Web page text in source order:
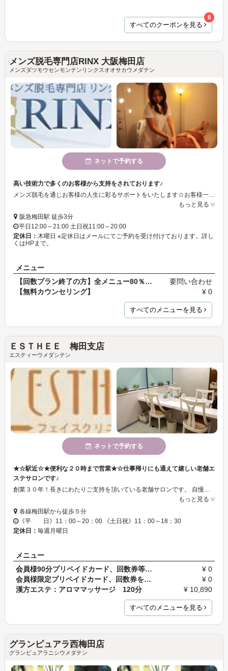
すべてのクーポンを見る
6
メンズ脱毛専門店RINX 大阪梅田店
メンズダツモウセンモンテンリンクスオオサカウメダテン
ネットで予約する
高い技術力で多くのお客様から支持をされております♪
メンズ脱毛を通じお客様の人生に彩るサポートをいたします☆お客様一人ひとりに合わせた脱毛コースをしっかりとカンセリングし、お選びいただいております♪
もっと見る
阪急梅田駅 徒歩3分
平日12:00～21:00 土日祝11:00～20:00
定休日： 木曜日 ※定休日はメールにてご予約を受け付けております。詳し
くはHPまで。
メニュー
【回数プラン終了の方】全メニュー80％オフ！
要問い合わせ
【無料カウンセリング】
¥ 0
すべてのメニューを見る
ＥＳＴＨＥＥ 梅田支店
エスティーウメダシテン
ネットで予約する
★☆駅近☆★便利な２０時まで営業★☆仕事帰りにも通えて嬉しい老舗エ
ステサロンです♪
創業３０年！長きにわたりご支持を頂いている老舗サロンです。 自慢の技術はサロン設立当社から鍛え上げてきたハンドマッサージはめまぐるしく発展する新薬、新技術等との融合で、ご自宅で出来ない重要なお手入れを提供します。
もっと見る
各線梅田駅から徒歩５分
《平 日》11：00～20：00 《土日祝》11：00～18：30
定休日： 毎週月曜日
メニュー
会員様90分プリペイドカード、回数券等をお持ちの方…
¥ 0
会員様限定プリペイドカード、回数券をお持ちの方は…
¥ 0
漢方エステ：アロママッサージ 120分
¥ 10,890
すべてのメニューを見る
グランピュアラ西梅田店
グランピュアラニシウメダテン